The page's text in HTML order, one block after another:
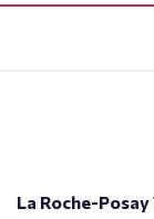
La Roche-